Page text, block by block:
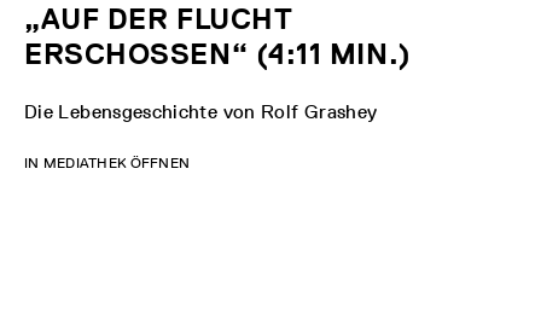
„AUF DER FLUCHT
ERSCHOSSEN“ (4:11 MIN.)
Die Lebensgeschichte von Rolf Grashey
IN MEDIATHEK ÖFFNEN